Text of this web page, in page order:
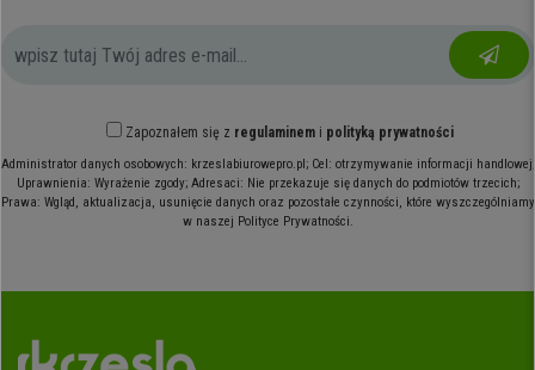
Zapoznałem się z regulaminemi polityką prywatności
Administrator danych osobowych: krzeslabiurowepro.pl; Cel: otrzymywanie informacji handlowej;
Uprawnienia: Wyrażenie zgody; Adresaci: Nie przekazuje się danych do podmiotów trzecich;
Prawa: Wgląd, aktualizacja, usunięcie danych oraz pozostałe czynności, które wyszczególniamy
w naszej Polityce Prywatności.